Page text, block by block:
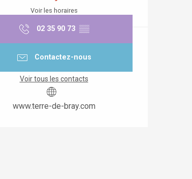
Voir les horaires
02 35 90 73 ▒▒
Contactez-nous
Voir tous les contacts
www.terre-de-bray.com